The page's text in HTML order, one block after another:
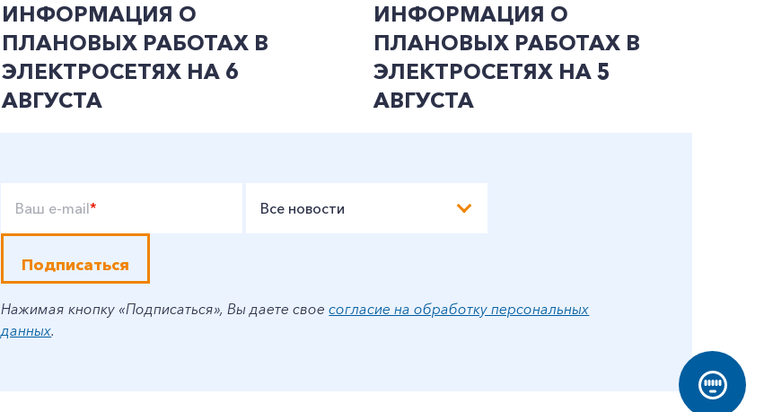
ИНФОРМАЦИЯ О
ПЛАНОВЫХ РАБОТАХ В
ЭЛЕКТРОСЕТЯХ НА 6
АВГУСТА
ИНФОРМАЦИЯ О
ПЛАНОВЫХ РАБОТАХ В
ЭЛЕКТРОСЕТЯХ НА 5
АВГУСТА
Ваш e-mail* Все новости
Подписаться
Нажимая кнопку «Подписаться», Вы даете своесогласие на обработку персональных
данных.